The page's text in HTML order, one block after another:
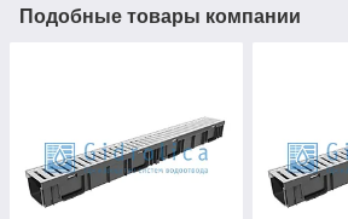
Подобные товары компании